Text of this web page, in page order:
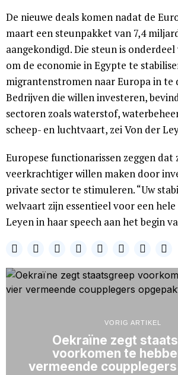
De nieuwe deals komen nadat de
maart een steunpakket van 7,4
aangekondigd. Die steun is
om de economie in Egypte te
migrantenstromen naar Europa in te
Bedrijven die willen investeren,
sectoren zoals waterstof,
scheep- en luchtvaart, zei Von der
Europese functionarissen zeggen dat
veerkrachtiger willen maken door
private sector te stimuleren. “Uw
welvaart zijn essentieel voor een hele
Leyen in haar speech aan het begin
VORIG ARTIKEL
Oekraïne zegt
voorkomen te
vermeende